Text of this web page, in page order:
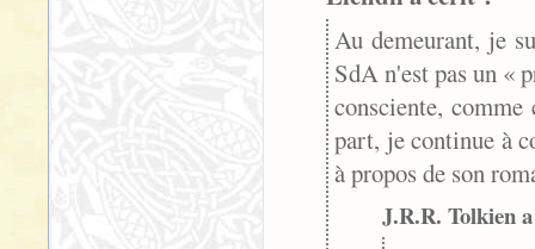
Au demeurant, je
SdA n'est pas un «
consciente,
part, je continue à
à propos de son
J.R.R. Tolkien